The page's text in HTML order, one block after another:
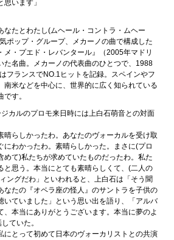
います」
なたとわたし(ムヘール・コントラ・ムヘー
ポップ・グループ、メカーノの曲で構成した
メ・プエド・レバンタール』（2005年マドリ
た名曲。メカーノの代表曲のひとつで、1988
フランスでNO.1ヒットを記録。スペインやフ
南米などを中心に、世界的に広く知られている
す。
カルのプロモ来日時には上白石萌音との対面
晴らしかったわ。あなたのヴォーカルを受け取
にわかったわ。素晴らしかった。まさに(プロ
めて)私たちが求めていたものだったわ。私た
と思う。本当にとても素晴らしくて、(二人の
ングだわ」といわれると、上白石は「そう聞
なたの『オペラ座の怪人』のサントラを子供の
いていました」という思い出を語り、「アルバ
、本当にありがとうございます。本当に夢のよ
ていた。
にとって初めて日本のヴォーカリストとの共演